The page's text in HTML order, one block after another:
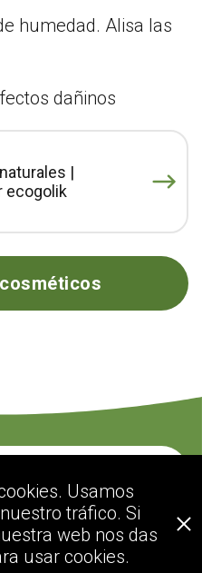
humedad. Alisa las
dañinos
|
ecogolik
Usamos
tráfico. Si
web nos das
usar cookies.